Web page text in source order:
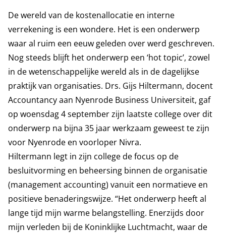
De wereld van de kostenallocatie en interne
verrekening is een wondere. Het is een onderwerp
waar al ruim een eeuw geleden over werd geschreven.
Nog steeds blijft het onderwerp een ‘hot topic’, zowel
in de wetenschappelijke wereld als in de dagelijkse
praktijk van organisaties. Drs. Gijs Hiltermann, docent
Accountancy aan Nyenrode Business Universiteit, gaf
op woensdag 4 september zijn laatste college over dit
onderwerp na bijna 35 jaar werkzaam geweest te zijn
voor Nyenrode en voorloper Nivra.
Hiltermann legt in zijn college de focus op de
besluitvorming en beheersing binnen de organisatie
(management accounting) vanuit een normatieve en
positieve benaderingswijze. “Het onderwerp heeft al
lange tijd mijn warme belangstelling. Enerzijds door
mijn verleden bij de Koninklijke Luchtmacht, waar de